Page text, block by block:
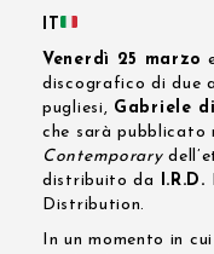
IT
Venerdì 25 marzo
discografico di due
pugliesi, Gabriele
che sarà pubblicato
Contemporary
distribuito da
I.R.D.
Distribution.
In un momento in